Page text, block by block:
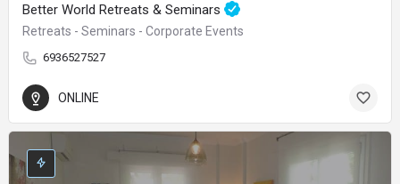
Better World Retreats & Seminars
Retreats - Seminars - Corporate Events
6936527527
ONLINE